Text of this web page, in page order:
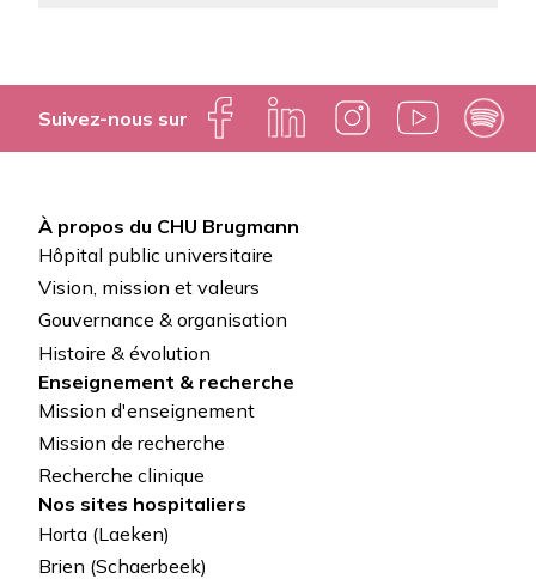
Suivez-nous sur
Pied
de
page
À propos du CHU Brugmann
Hôpital public universitaire
Vision, mission et valeurs
Gouvernance & organisation
Histoire & évolution
Enseignement & recherche
Mission d'enseignement
Mission de recherche
Recherche clinique
Nos sites hospitaliers
Horta (Laeken)
Brien (Schaerbeek)